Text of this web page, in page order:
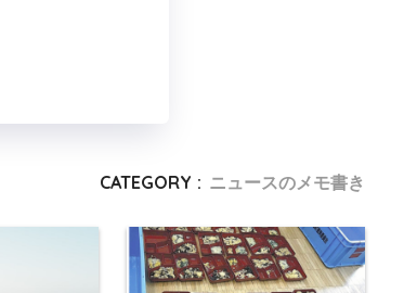
CATEGORY : ニュースのメモ書き